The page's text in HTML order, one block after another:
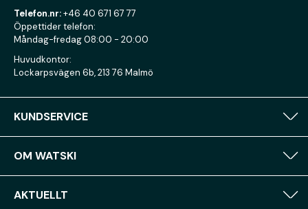
Telefon.nr:+46 40 671 67 77
Öppettider telefon:
Måndag-fredag 08:00 - 20:00
Huvudkontor:
Lockarpsvägen 6b, 213 76 Malmö
KUNDSERVICE
OM WATSKI
AKTUELLT